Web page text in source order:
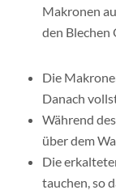
Makronen
den Blechen
Die
Danach
Während
über dem
Die
tauchen, so